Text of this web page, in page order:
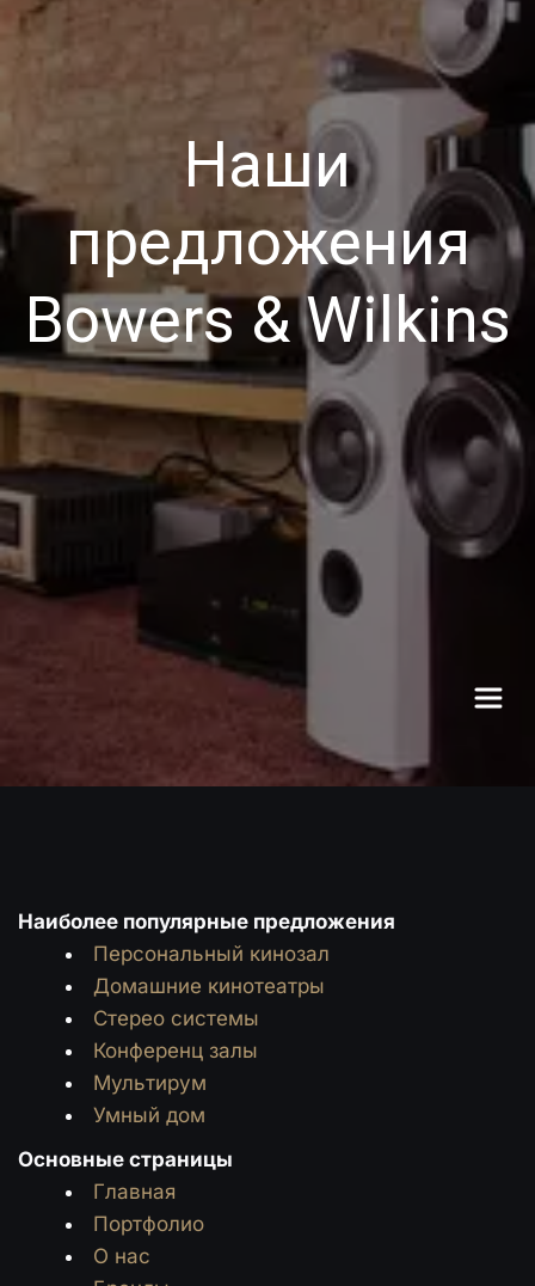
Наши
предложения
Bowers & Wilkins
Наиболее популярные предложения
Персональный кинозал
Домашние кинотеатры
Стерео системы
Конференц залы
Мультирум
Умный дом
Основные страницы
Главная
Портфолио
О нас